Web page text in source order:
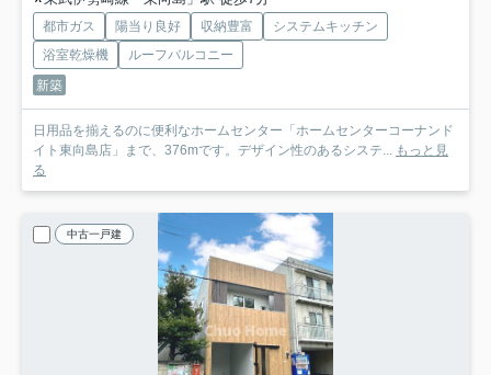
都市ガス 陽当り良好 収納豊富
システムキッチン
浴室乾燥機
ルーフバルコニー
新築
日用品を揃えるのに便利なホームセンター「ホームセンターコーナンド
イト東向島店」まで、376mです。デザイン性のあるシステ... もっと見
る
中古一戸建